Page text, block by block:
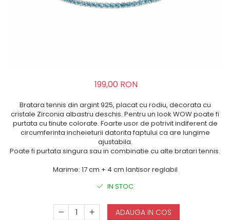
199,00 RON
Bratara tennis din argint 925, placat cu rodiu, decorata cu
cristale Zirconia albastru deschis. Pentru un look WOW poate fi
purtata cu tinute colorate. Foarte usor de potrivit indiferent de
circumferinta incheieturii datorita faptului ca are lungime
ajustabila.
Poate fi purtata singura sau in combinatie cu alte bratari tennis.
Marime: 17 cm + 4 cm lantisor reglabil
IN STOC
ADAUGA IN COS